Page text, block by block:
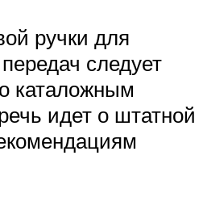
ручки для
следует
каталожным
идет о штатной